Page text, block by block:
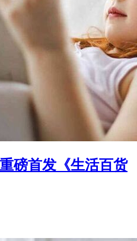
磅首发《生活百货